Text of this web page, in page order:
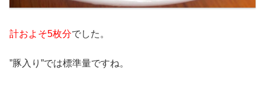
計およそ5枚分でした。
”豚入り”では標準量ですね。